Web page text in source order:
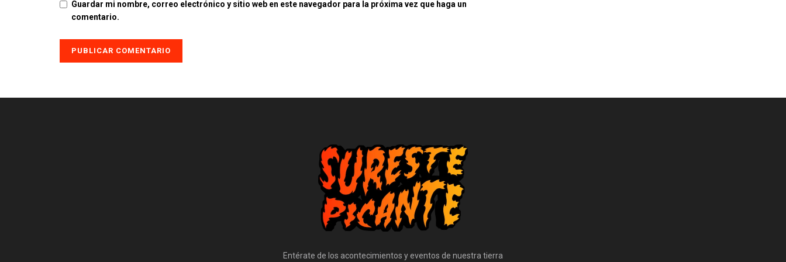
Guardar mi nombre, correo electrónico y sitio web en este navegador para la próxima vez que haga un
comentario.
Entérate de los acontecimientos y eventos de nuestra tierra